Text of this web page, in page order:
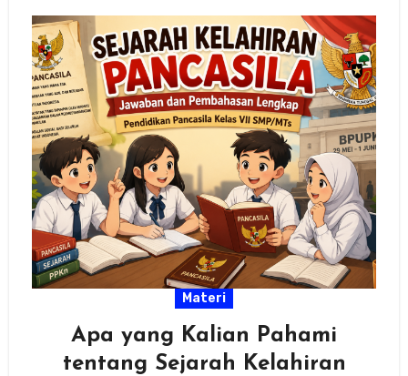
Materi
Apa yang Kalian Pahami
tentang Sejarah Kelahiran